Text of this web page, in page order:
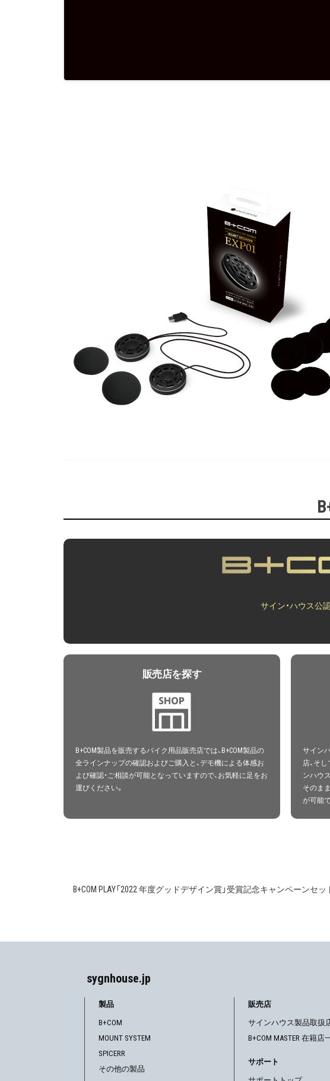
サイン・ハウス公
販売店を探す
B+COM製品を販売するバイク用品販売店では、B+COM製品の
全ラインナップの確認およびご購入と、デモ機による体感お
よび確認・ご相談が可能となっていますので、お気軽に足をお
運びください。
サイン
店、そ
ンハウ
そのま
が可能で
投
ナ
B+COM PLAY「2022 年度グッドデザイン賞」受賞記念キャンペーンセ
sygnhouse.jp
製品
B+COM
MOUNT SYSTEM
SPICERR
その他の製品
販売店
サインハウス製品取扱
B+COM MASTER 在籍店
サポート